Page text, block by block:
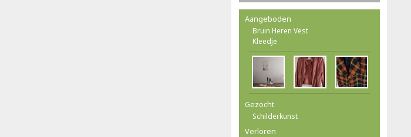
Aangeboden
Bruin Heren Vest
Kleedje
Gezocht
Schilderkunst
Verloren